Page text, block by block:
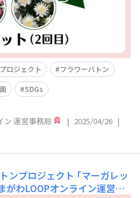
ロジェクト
フラワーバトン
SDGs
ン 運営事務局 | 2025/04/26 |
ンプロジェクト ｢マーガレッ
がわLOOPオンライン運営事